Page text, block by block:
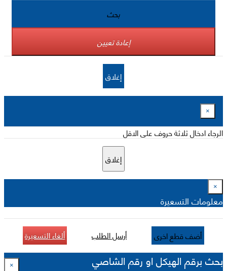
بحث
إعادة تعيين
إغلاق
×
الرجاء ادخال ثلاثة حروف على الاقل
إغلاق
×
معلومات التسعيرة
أضف قطع اخرى أرسل الطلب ألغاء التسعيرة
بحث برقم الهيكل او رقم الشاصي ×